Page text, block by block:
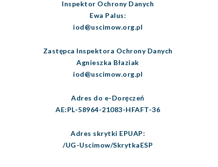
Inspektor Ochrony Danych
Ewa Palus:
iod@uscimow.org.pl
Zastępca Inspektora Ochrony Danych
Agnieszka Błaziak
iod@uscimow.org.pl
Adres do e-Doręczeń
AE:PL-58964-21083-HFAFT-36
Adres skrytki EPUAP:
/UG-Uscimow/SkrytkaESP